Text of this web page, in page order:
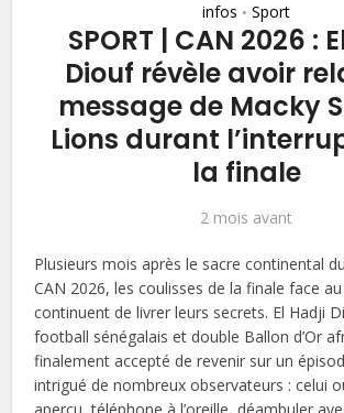
infos • Sport
SPORT | CAN 2026 :
Diouf révèle avoir
message de Macky
Lions durant
la finale
2 mois avant
Plusieurs mois après le sacre continental
CAN 2026, les coulisses de la finale face
continuent de livrer leurs secrets. El Hadji
football sénégalais et double Ballon d’Or
finalement accepté de revenir sur un
intrigué de nombreux observateurs : celui